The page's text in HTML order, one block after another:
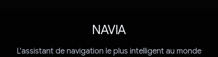
NAVIA
L'assistant de navigation le plus intelligent au monde